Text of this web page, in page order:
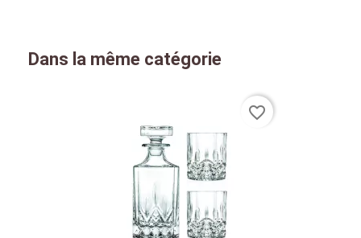
Dans la même catégorie
favorite_border